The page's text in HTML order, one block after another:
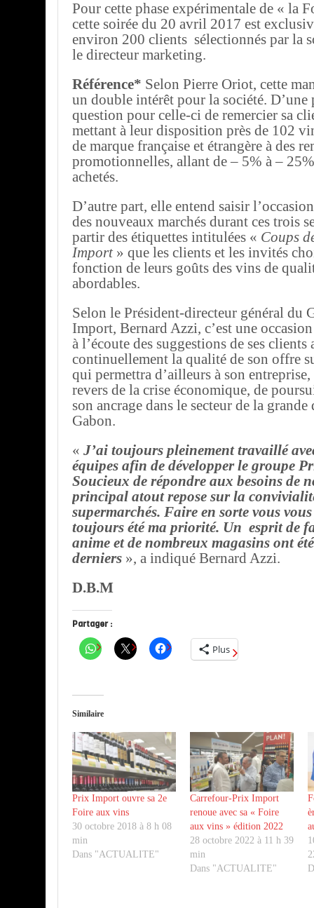
Pour cette phase expérimentale de « la
cette soirée du 20 avril 2017 est
environ 200 clients sélectionnés par la
le directeur marketing.
Référence* Selon Pierre Oriot, cette
un double intérêt pour la société. D’une
question pour celle-ci de remercier sa
mettant à leur disposition près de 102
de marque française et étrangère à des
promotionnelles, allant de – 5% à –
achetés.
D’autre part, elle entend saisir
des nouveaux marchés durant ces trois
partir des étiquettes intitulées « Coups
Import » que les clients et les invités
fonction de leurs goûts des vins de
abordables.
Selon le Président-directeur général du
Import, Bernard Azzi, c’est une
à l’écoute des suggestions de ses
continuellement la qualité de son offre
qui permettra d’ailleurs à son entreprise,
revers de la crise économique, de
son ancrage dans le secteur de la
Gabon.
« J’ai toujours pleinement travaillé
équipes afin de développer le groupe
Soucieux de répondre aux besoins de
principal atout repose sur la
supermarchés. Faire en sorte vous
toujours été ma priorité. Un esprit de
anime et de nombreux magasins ont
derniers », a indiqué Bernard Azzi.
D.B.M
Partager :
Plus
Similaire
Prix Import ouvre sa 2e
Foire aux vins
30 octobre 2018 à 8 h 08
min
Dans "ACTUALITE"
Carrefour-Prix Import
renoue avec sa « Foire
aux vins » édition 2022
28 octobre 2022 à 11 h 39
min
Dans "ACTUALITE"